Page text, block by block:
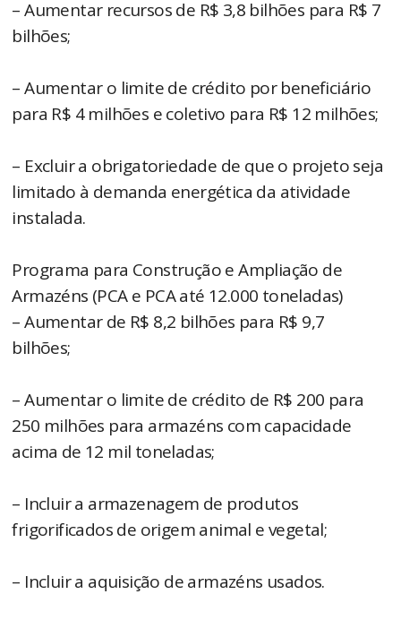
– Aumentar recursos de R$ 3,8 bilhões para R$ 7
bilhões;
– Aumentar o limite de crédito por beneficiário
para R$ 4 milhões e coletivo para R$ 12 milhões;
– Excluir a obrigatoriedade de que o projeto seja
limitado à demanda energética da atividade
instalada.
Programa para Construção e Ampliação de
Armazéns (PCA e PCA até 12.000 toneladas)
– Aumentar de R$ 8,2 bilhões para R$ 9,7
bilhões;
– Aumentar o limite de crédito de R$ 200 para
250 milhões para armazéns com capacidade
acima de 12 mil toneladas;
– Incluir a armazenagem de produtos
frigorificados de origem animal e vegetal;
– Incluir a aquisição de armazéns usados.